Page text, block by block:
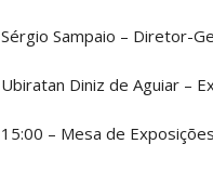
Sérgio Sampaio – Diretor-
Ubiratan Diniz de Aguiar –
15:00 – Mesa de Exposições